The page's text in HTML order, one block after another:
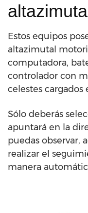
Estos equipos
altazimutal
computadora,
controlador con
celestes cargados
Sólo deberás
apuntará en la
puedas observar,
realizar el
manera